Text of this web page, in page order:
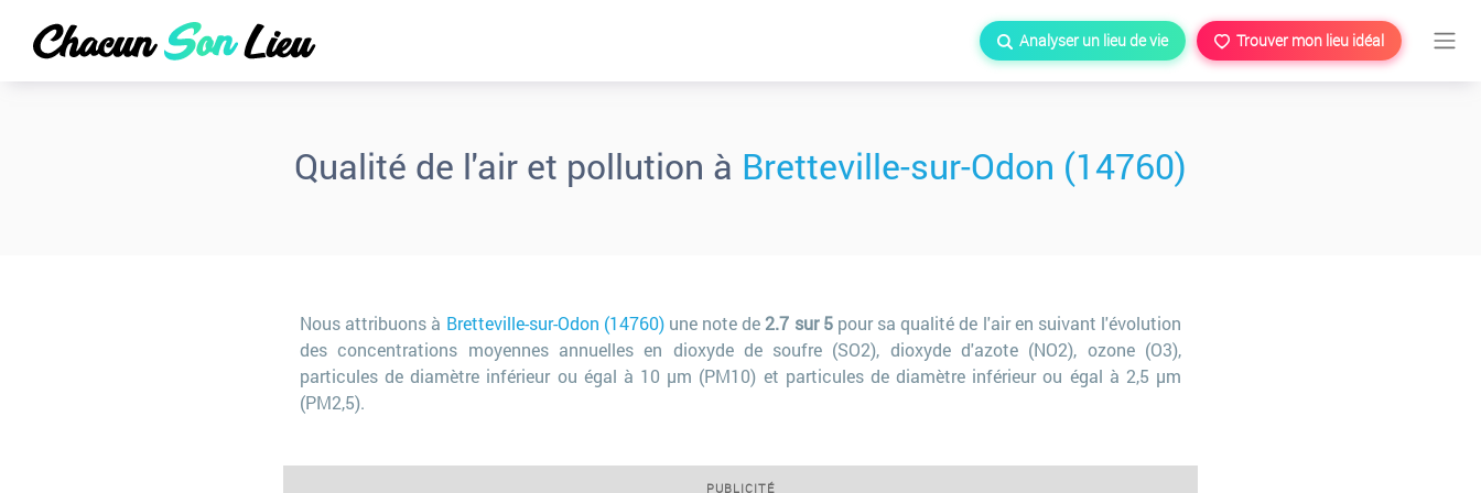
Analyser un lieu de vie Trouver mon lieu idéal
Qualité de l'air et pollution à Bretteville-sur-Odon (14760)
Nous attribuons à Bretteville-sur-Odon (14760)une note de2.7 sur 5pour sa qualité de l'air en suivant l'évolution
des concentrations moyennes annuelles en dioxyde de soufre (SO2), dioxyde d'azote (NO2), ozone (O3),
particules de diamètre inférieur ou égal à 10 µm (PM10) et particules de diamètre inférieur ou égal à 2,5 µm
(PM2,5).
PUBLICITÉ